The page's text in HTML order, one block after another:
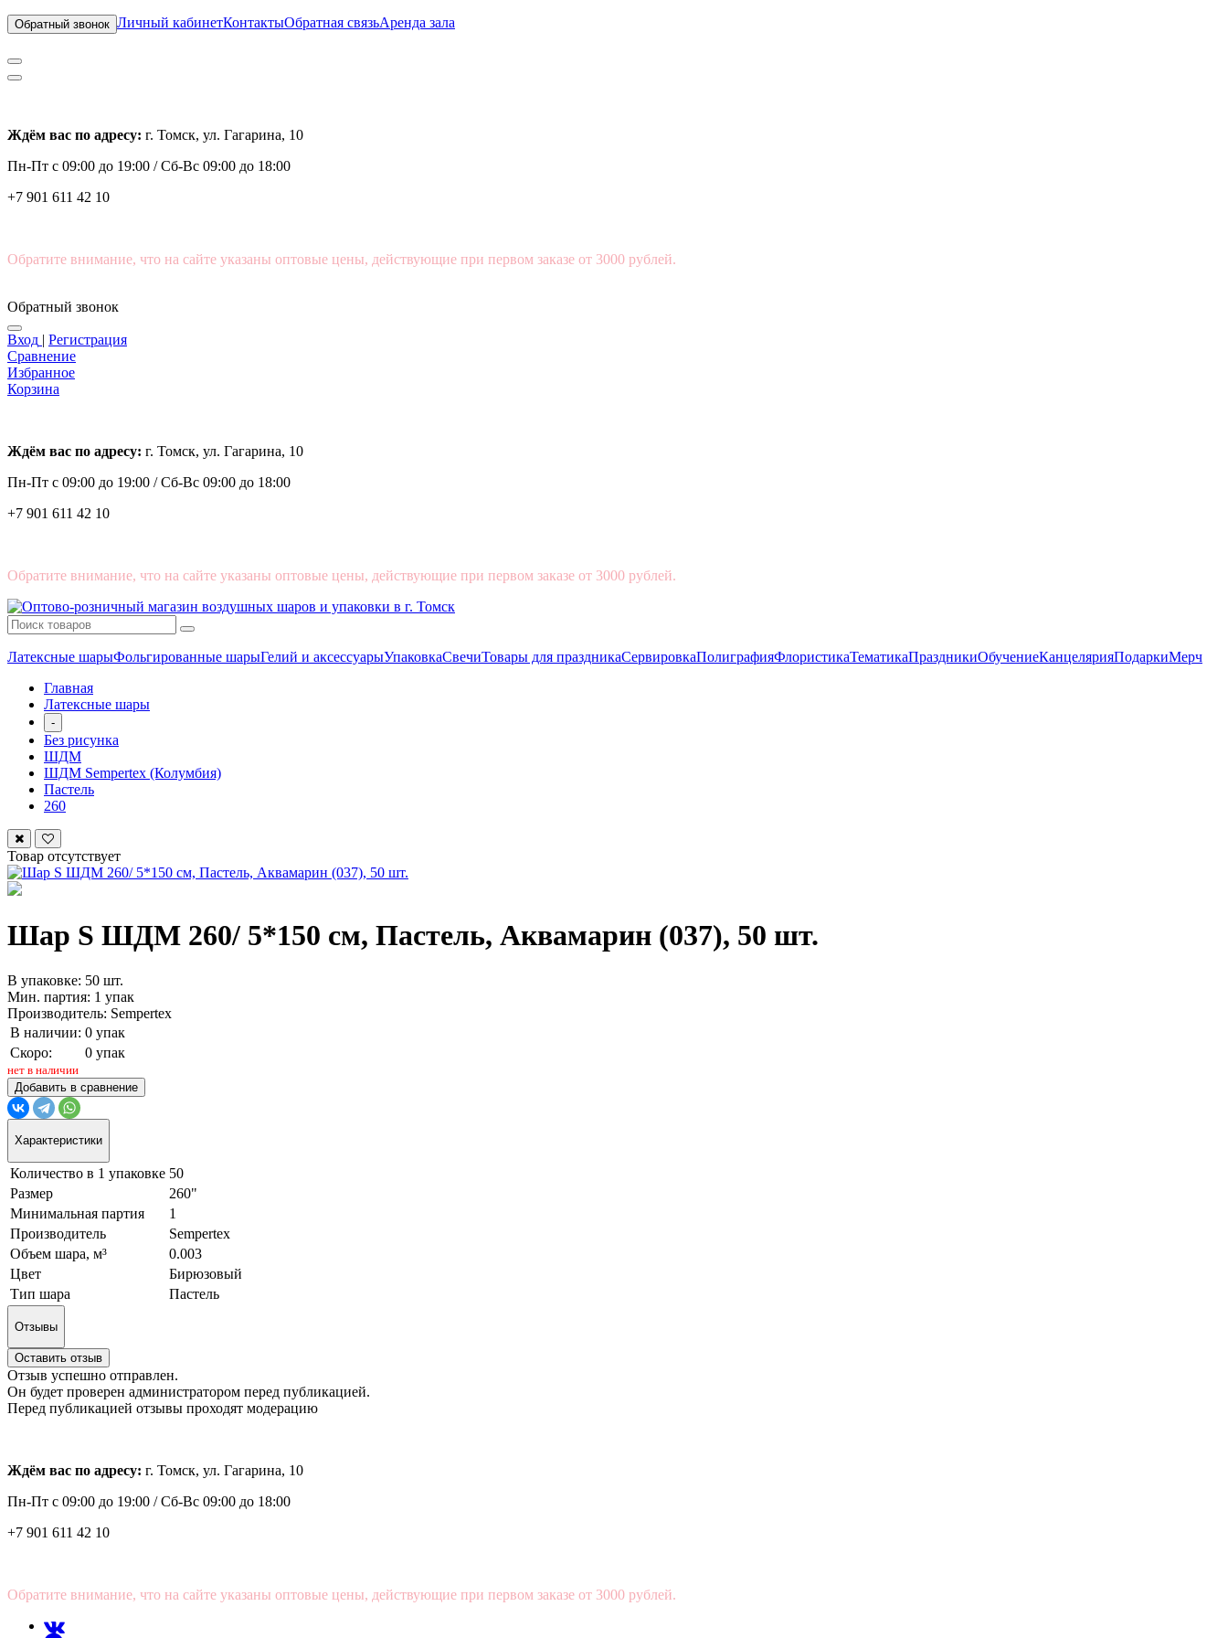
Обратный звонок Личный кабинетКонтактыОбратная связьАренда зала
Ждём вас по адресу: г. Томск, ул. Гагарина, 10
Пн-Пт с 09:00 до 19:00 /Сб-Вс 09:00 до 18:00
+7 901 611 42 10
Обратите внимание, что на сайте указаны оптовые цены, действующие при первом заказе от 3000 рублей.
Обратный звонок
Вход | Регистрация
Сравнение
Избранное
Корзина
Ждём вас по адресу: г. Томск, ул. Гагарина, 10
Пн-Пт с 09:00 до 19:00 /Сб-Вс 09:00 до 18:00
+7 901 611 42 10
Обратите внимание, что на сайте указаны оптовые цены, действующие при первом заказе от 3000 рублей.
Латексные шарыФольгированные шарыГелий и аксессуарыУпаковкаСвечиТовары для праздникаСервировкаПолиграфияФлористикаТематикаПраздникиОбучениеКанцелярияПодаркиМерч
Главная
Латексные шары
-
Без рисунка
ШДМ
ШДМ Sempertex (Колумбия)
Пастель
260
Товар отсутствует
Шар S ШДМ 260/ 5*150 см, Пастель, Аквамарин (037), 50 шт.
В упаковке: 50 шт.
Мин. партия: 1 упак
Производитель: Sempertex
В наличии: 0 упак
Скоро:
0 упак
нет в наличии
Добавить в сравнение
Характеристики
Количество в 1 упаковке 50
Размер
260"
Минимальная партия
1
Производитель
Sempertex
Объем шара, м³
0.003
Цвет
Бирюзовый
Тип шара
Пастель
Отзывы
Оставить отзыв
Отзыв успешно отправлен.
Он будет проверен администратором перед публикацией.
Перед публикацией отзывы проходят модерацию
Ждём вас по адресу: г. Томск, ул. Гагарина, 10
Пн-Пт с 09:00 до 19:00 /Сб-Вс 09:00 до 18:00
+7 901 611 42 10
Обратите внимание, что на сайте указаны оптовые цены, действующие при первом заказе от 3000 рублей.